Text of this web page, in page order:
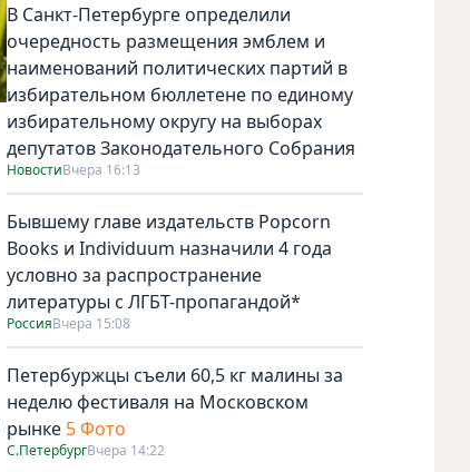
В Санкт-Петербурге определили
очередность размещения эмблем и
наименований политических партий в
избирательном бюллетене по единому
избирательному округу на выборах
депутатов Законодательного Собрания
НовостиВчера 16:13
Бывшему главе издательств Popcorn
Books и Individuum назначили 4 года
условно за распространение
литературы с ЛГБТ-пропагандой*
РоссияВчера 15:08
Петербуржцы съели 60,5 кг малины за
неделю фестиваля на Московском
рынке 5 Фото
С.ПетербургВчера 14:22